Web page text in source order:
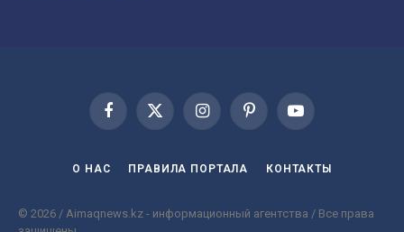
Facebook
X
InstagramPinterestYouTube
О НАС ПРАВИЛА ПОРТАЛА КОНТАКТЫ
© 2026 / Aimaqnews.kz - информационный агентства / Все права